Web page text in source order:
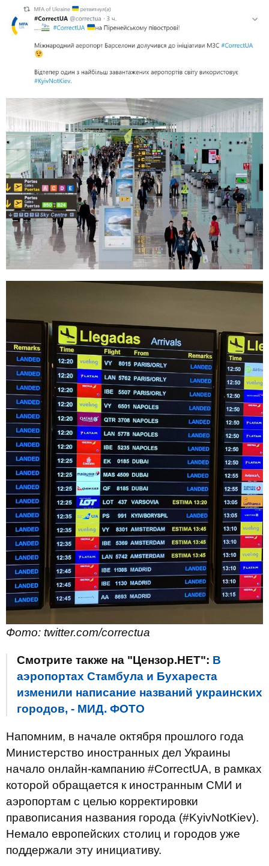
Фото: twitter.com/correctua
Смотрите также на "Цензор.НЕТ": В
аэропортах Стамбула и Бухареста
изменили написание названий украинских
городов, - МИД. ФОТО
Напомним, в начале октября прошлого года
Министерство иностранных дел Украины
начало онлайн-кампанию #CorrectUA, в рамках
которой обращается к иностранным СМИ и
аэропортам с целью корректировки
правописания названия города (#KyivNotKiev).
Немало европейских столиц и городов уже
поддержали эту инициативу.